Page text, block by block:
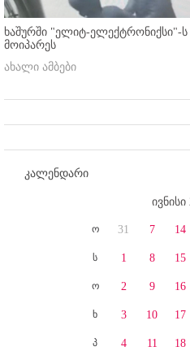
ხაშურში "ელიტ-ელექტრონიქსი"-
მოიპარეს
ახალი ამბები
კალენდარი
ივნისი
ო
ს
ო
ხ
პ
31
1
2
3
4
7
8
9
10
11
14
15
16
17
18